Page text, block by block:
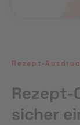
Rezept-
Rezept-
sicher